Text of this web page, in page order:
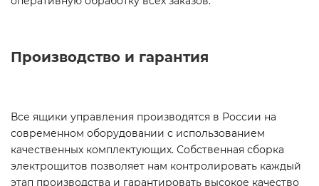
Производство и гарантия
Все ящики управления производятся в России на
современном оборудовании с использованием
качественных комплектующих. Собственная сборка
электрощитов позволяет нам контролировать каждый
этап производства и гарантировать высокое качество